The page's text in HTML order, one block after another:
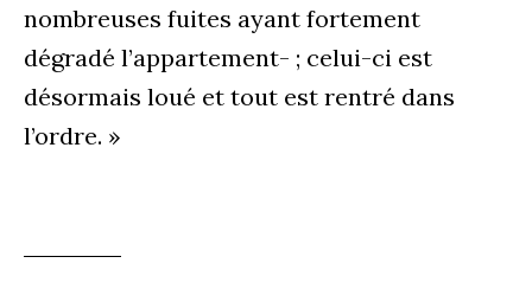
nombreuses fuites ayant fortement
dégradé l’appartement- ; celui-ci est
désormais loué et tout est rentré dans
l’ordre. »